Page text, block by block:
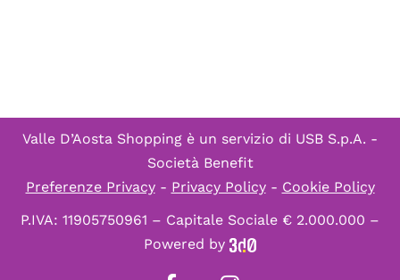
Valle D’Aosta Shopping è un servizio di USB S.p.A. -
Società Benefit
Preferenze Privacy- Privacy Policy- Cookie Policy
P.IVA: 11905750961 – Capitale Sociale € 2.000.000 –
Powered by